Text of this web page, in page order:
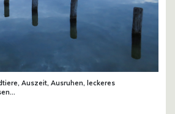
Auszeit, Ausruhen, leckeres